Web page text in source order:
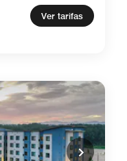
Ver tarifas